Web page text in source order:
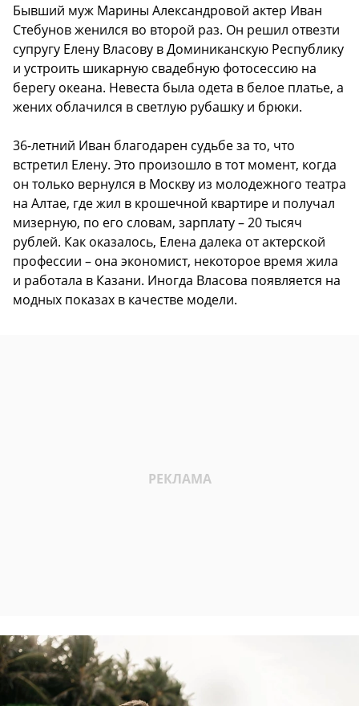
Бывший муж Марины Александровой актер Иван
Стебунов женился во второй раз. Он решил отвезти
супругу Елену Власову в Доминиканскую Республику
и устроить шикарную свадебную фотосессию на
берегу океана. Невеста была одета в белое платье, а
жених облачился в светлую рубашку и брюки.
36-летний Иван благодарен судьбе за то, что
встретил Елену. Это произошло в тот момент, когда
он только вернулся в Москву из молодежного театра
на Алтае, где жил в крошечной квартире и получал
мизерную, по его словам, зарплату – 20 тысяч
рублей. Как оказалось, Елена далека от актерской
профессии – она экономист, некоторое время жила
и работала в Казани. Иногда Власова появляется на
модных показах в качестве модели.